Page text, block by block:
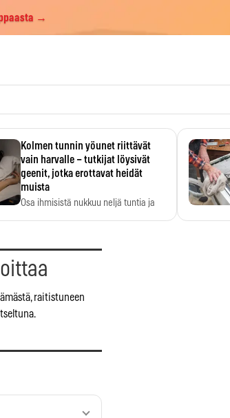
→
Kolmen tunnin yöunet riittävät
vain harvalle – tutkijat löysivät
geenit, jotka erottavat heidät
muista
Osa ihmisistä nukkuu neljä tuntia ja
raitistuneen